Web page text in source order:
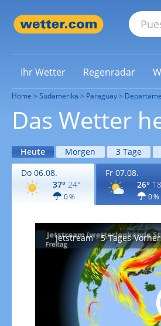
Ihr Wetter Regenradar
Home Südamerika Paraguay
Das Wetter
Heute Morgen 3 Tage
Do 06.08.
37° 24°
0 %
Fr 07.08.
26°
0 %
Jetstream - 5-Tages-